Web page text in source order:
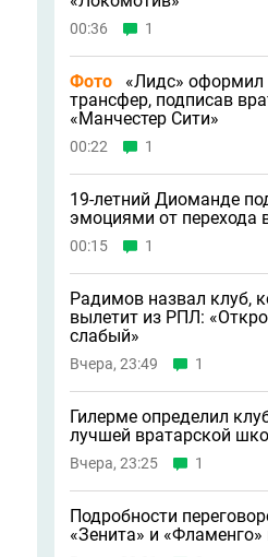
00:36 1
Фото
«Лидс»
трансфер, подписав
«Манчестер Сити»
00:22 1
19-летний Диоманде
эмоциями от перехода
00:15 1
Радимов назвал клуб,
вылетит из РПЛ:
слабый»
Вчера, 23:49 1
Гилерме определил
лучшей вратарской
Вчера, 23:25 1
Подробности
«Зенита» и